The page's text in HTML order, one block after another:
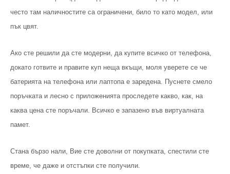
често там наличностите са ограничени, било то като модел, или
пък цвят.
Ако сте решили да сте модерни, да купите всичко от телефона,
докато готвите и правите куп неща вкъщи, моля уверете се че
батерията на телефона или лаптопа е заредена. Пуснете смело
поръчката и лесно с приложенията проследете какво, как, на
каква цена сте поръчали. Всичко е запазено във виртуалната
памет.
Стана бързо нали, Вие сте доволни от покупката, спестили сте
време, че даже и отстъпки сте получили.